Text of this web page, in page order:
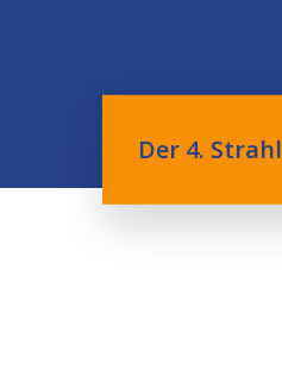
Der 4. Strahl